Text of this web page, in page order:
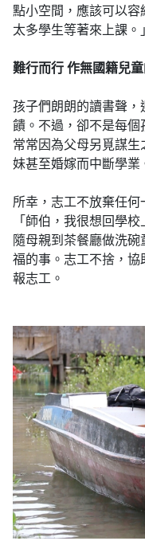
點小空間，應該可以
太多學生等著來上課。」
難行而行 作無國籍兒
孩子們朗朗的讀書聲
饋。不過，卻不是每
常常因為父母另覓謀
妹甚至婚嫁而中斷學業
所幸，志工不放棄任何
「師伯，我很想回學
隨母親到茶餐廳做洗
福的事。志工不捨，
報志工。